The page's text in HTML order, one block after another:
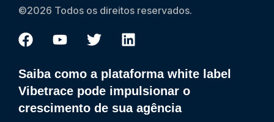
©2026 Todos os direitos reservados.
Saiba como a plataforma white label
Vibetrace pode impulsionar o
crescimento de sua agência